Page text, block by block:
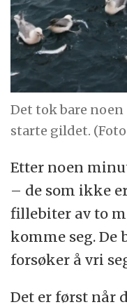
Det tok bare
starte gildet.
Etter noen
– de som ikke
fillebiter av to
komme seg. De
forsøker å vri
Det er først når